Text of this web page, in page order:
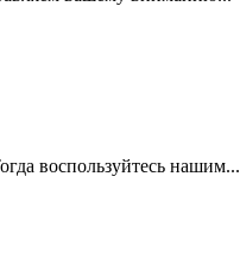
воспользуйтесь нашим...